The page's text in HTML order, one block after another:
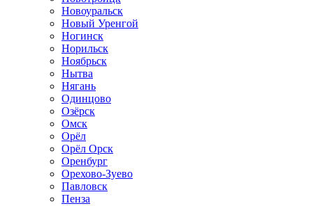
Новоуральск
Новый Уренгой
Ногинск
Норильск
Ноябрьск
Нытва
Нягань
Одинцово
Озёрск
Омск
Орёл
Орёл Орск
Оренбург
Орехово-Зуево
Павловск
Пенза